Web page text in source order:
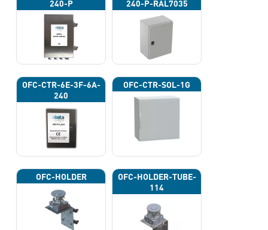
240-P 240-P-RAL7035
OFC-CTR-6E-3F-6A-
240
OFC-CTR-SOL-1G
OFC-HOLDER
OFC-HOLDER-TUBE-
114